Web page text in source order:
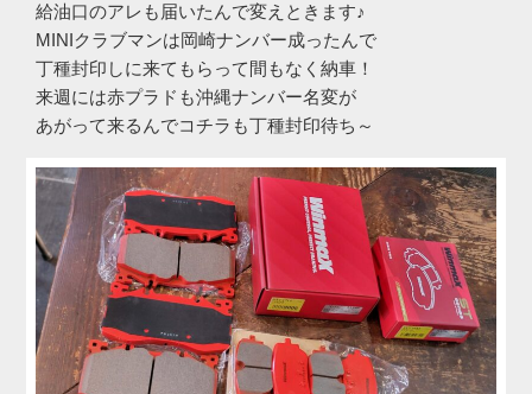
給油口のアレも届いたんで変えときます♪
MINIクラブマンは岡崎ナンバー成ったんで
丁種封印しに来てもらって間もなく納車！
来週には赤プラドも沖縄ナンバー名変が
あがって来るんでコチラも丁種封印待ち～